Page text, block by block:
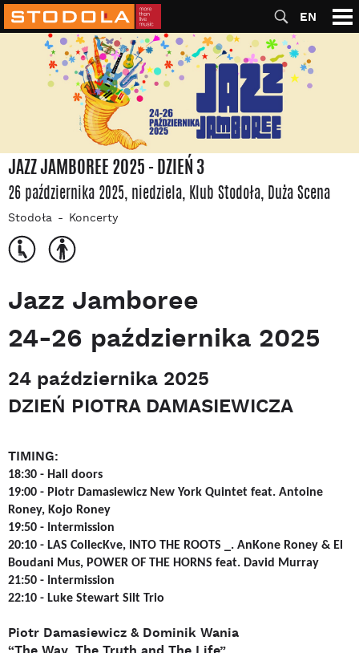
EN
JAZZ JAMBOREE 2025 - DZIEŃ 3
26 października 2025, niedziela, Klub Stodoła, Duża Scena
Stodoła Koncerty
Jazz Jamboree
24-26 października 2025
24 października 2025
DZIEŃ PIOTRA DAMASIEWICZA
TIMING:
18:30 - Hall doors
19:00 - Piotr Damasiewicz New York Quintet feat. Antoine
Roney, Kojo Roney
19:50 - Intermission
20:10 - LAS CollecKve, INTO THE ROOTS . AnKone Roney & El
Boudani Mus, POWER OF THE HORNS feat. David Murray
21:50 - Intermission
22:10 - Luke Stewart Silt Trio
Piotr Damasiewicz & Dominik Wania